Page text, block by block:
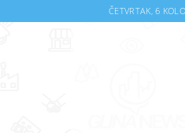
ČETVRTAK, 6